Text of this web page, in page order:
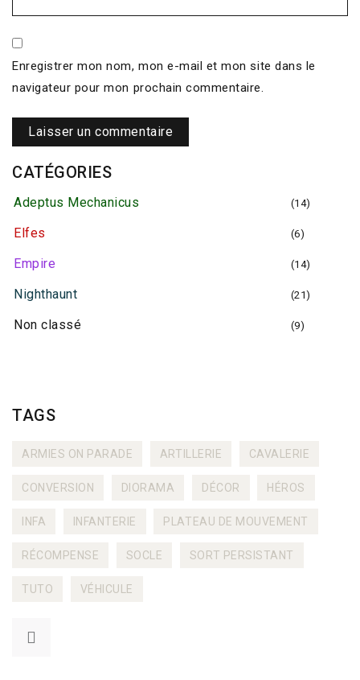
Enregistrer mon nom, mon e-mail et mon site dans le
navigateur pour mon prochain commentaire.
CATÉGORIES
Adeptus Mechanicus (14)
Elfes (6)
Empire (14)
Nighthaunt (21)
Non classé (9)
TAGS
ARMIES ON PARADE ARTILLERIE CAVALERIE
CONVERSION DIORAMA DÉCOR HÉROS
INFA INFANTERIE PLATEAU DE MOUVEMENT
RÉCOMPENSE SOCLE SORT PERSISTANT
TUTO VÉHICULE